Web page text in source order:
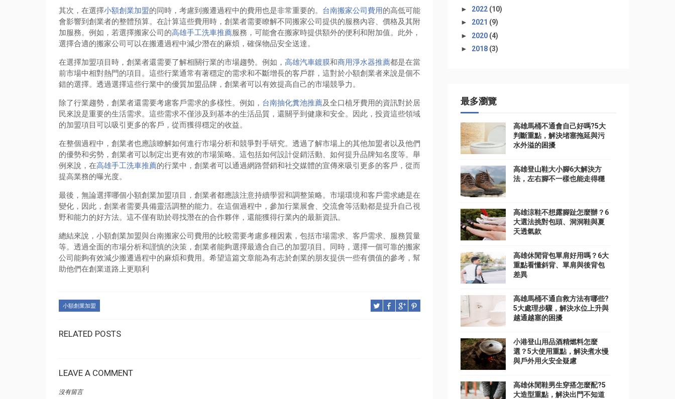
其次，在選擇小額創業加盟的同時，考慮到搬遷過程中的費用也是非常重要的。 台南搬家公司費用的高低可能
會影響到創業者的整體預算。在計算這些費用時，創業者需要瞭解不同搬家公司提供的服務內容、價格及其附
加服務。例如，若選擇搬家公司的高雄手工洗車推薦服務，可能會在搬家時提供額外的便利和附加值。此外，
選擇合適的搬家公司可以在搬遷過程中減少潛在的麻煩，確保物品安全送達。
在選擇加盟項目時，創業者還需要了解相關行業的市場趨勢。例如， 高雄汽車鍍膜和商用淨水器推薦都是在當
前市場中相對熱門的項目。這些行業通常有著穩定的需求和不斷增長的客戶群，這對於小額創業者來說是個不
錯的選擇。透過選擇這些行業中的優質加盟品牌，創業者可以有效提高自己的市場競爭力。
除了行業趨勢，創業者還需要考慮客戶需求的多樣性。例如， 台南抽化糞池推薦及全口植牙費用的資訊對於居
民來說是重要的生活需求。這些需求不僅涉及到基本的生活品質，還關乎到健康和安全。因此，投資這些領域
的加盟項目可以吸引更多的客戶，從而獲得穩定的收益。
在整個過程中，創業者也應該瞭解如何進行市場分析和競爭對手研究。透過了解市場上的其他加盟者以及他們
的優勢和劣勢，創業者可以制定出更有效的市場策略。這包括如何設計促銷活動、如何提升品牌知名度等。舉
例來說，在高雄手工洗車推薦的行業中，創業者可以通過網路營銷和社交媒體的宣傳來吸引更多的客戶，從而
提高業務的曝光度。
最後，無論選擇哪個小額創業加盟項目，創業者都應該注意持續學習和調整策略。市場環境和客戶需求總是在
變化，因此，創業者需要具備靈活調整的能力。在這個過程中，參加行業展會、交流會等活動都是提升自己視
野和能力的好方法。這不僅有助於尋找潛在的合作夥伴，還能獲得行業內的最新資訊。
總結來說，小額創業加盟與台南搬家公司費用的比較需要考慮多種因素，包括市場需求、客戶需求、服務質量
等。透過全面的市場分析和謹慎的決策，創業者能夠選擇最適合自己的加盟項目。同時，選擇一個可靠的搬家
公司能夠有效減少搬遷過程中的麻煩和費用。希望這篇文章能為有志於創業的朋友提供一些有價值的參考，幫
助他們在創業道路上更順利
小額創業加盟
RELATED POSTS
LEAVE A COMMENT
沒有留言
► 2022 (10)
► 2021 (9)
► 2020 (4)
► 2018 (3)
最多瀏覽
高雄馬桶不通會自己好嗎?5大
判斷重點，解決堵塞拖延與污
水外溢的困擾
高雄登山鞋大小腳6大解決方
法，左右腳不一樣也能走得穩
高雄涼鞋不想露腳趾怎麼辦？6
大選法挑對包頭、洞洞鞋與夏
天透氣款
高雄休閒背包單肩好用嗎？6大
重點看懂斜背、單肩與後背包
差異
高雄馬桶不通自救方法有哪些?
5大處理步驟，解決水位上升與
越通越塞的困擾
小港登山用品酒精燃料怎麼
選？5大使用重點，解決煮水慢
與戶外用火安全疑慮
高雄休閒鞋男生穿搭怎麼配?5
大造型重點，解決出門不知道